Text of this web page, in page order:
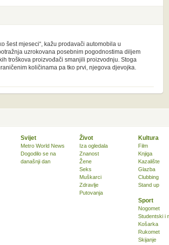
šest mjeseci“, kažu prodavači automobila u
uzrokovana posebnim pogodnostima diljem
troškova proizvođači smanjili proizvodnju. Stoga
količinama pa tko prvi, njegova djevojka.
Svijet
Metro World News
Dogodilo se na
današnji dan
Život
Iza ogledala
Znanost
Žene
Seks
Muškarci
Zdravlje
Putovanja
Kultura
Film
Knjiga
Kazalište
Glazba
Clubbing
Stand up
Sport
Nogomet
Studentski i
Košarka
Rukomet
Skijanje